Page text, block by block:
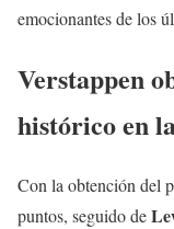
emocionantes de los
Verstappen
histórico en
Con la obtención del
puntos, seguido de